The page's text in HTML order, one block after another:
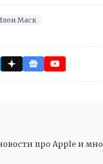
Маск
про Apple и